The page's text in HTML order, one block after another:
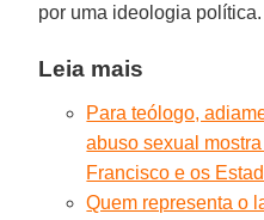
por uma ideologia política.
Leia mais
Para teólogo,
abuso sexual
Francisco e os
Quem representa o